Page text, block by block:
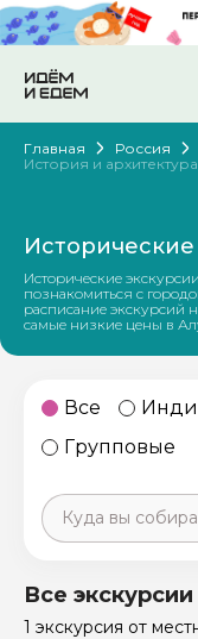
Главная Россия
История и архитектура
Исторические
познакомиться с
расписание экскурсий
самые низкие цены в
Все
Групповые
Санкт-
Все экскурсии
1 экскурсия от